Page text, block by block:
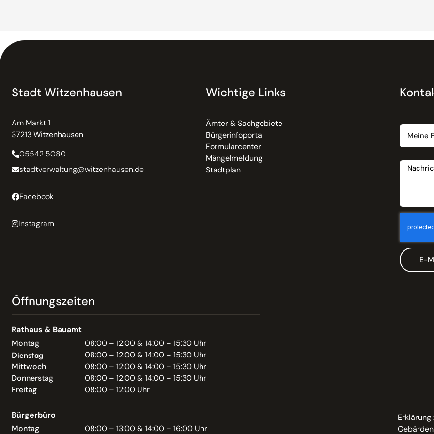
Stadt Witzenhausen
Am Markt 1
37213 Witzenhausen
05542 5080
stadtverwaltung@witzenhausen.de
Facebook
Instagram
Wichtige Links
Ämter & Sachgebiete
Bürgerinfoportal
Formularcenter
Mängelmeldung
Stadtplan
E-
Öffnungszeiten
Rathaus & Bauamt
Montag
08:00 – 12:00 & 14:00 – 15:30 Uhr
Dienstag
08:00 – 12:00 & 14:00 – 15:30 Uhr
Mittwoch
08:00 – 12:00 & 14:00 – 15:30 Uhr
Donnerstag
08:00 – 12:00 & 14:00 – 15:30 Uhr
Freitag
08:00 – 12:00 Uhr
Bürgerbüro
Montag
08:00 – 13:00 & 14:00 – 16:00 Uhr